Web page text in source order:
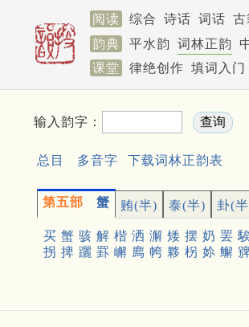
阅读 综合 诗话 词话 古
韵典
平水韵 词林正韵
课堂
律绝创作 填词入门
输入韵字：
总目 多音字 下载词林正韵表
第五部 蟹 贿(半) 泰(半) 卦(
买 蟹 骇 解 楷 洒 澥 矮 摆 奶 罢
拐 捭 躧 罫 嶰 廌 㡁 夥 柺 㚷 䲒 㗗